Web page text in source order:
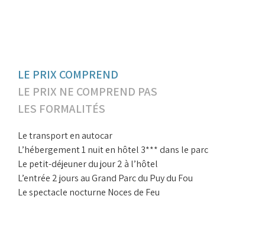
LE PRIX COMPREND
LE PRIX NE COMPREND PAS
LES FORMALITÉS
Le transport en autocar
L’hébergement 1 nuit en hôtel 3*** dans le parc
Le petit-déjeuner du jour 2 à l’hôtel
L’entrée 2 jours au Grand Parc du Puy du Fou
Le spectacle nocturne Noces de Feu